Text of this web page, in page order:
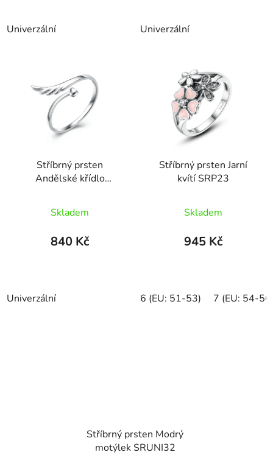
Univerzální Univerzální
Stříbrný prsten
Andělské křídlo
Skladem
840 Kč
Univerzální
Stříbrný prsten Jarní
kvítí SRP23
hodnocení
produktu
Skladem
945 Kč
6 (EU: 51-53) 7 (EU: 54-
Stříbrný prsten Modrý
motýlek SRUNI32